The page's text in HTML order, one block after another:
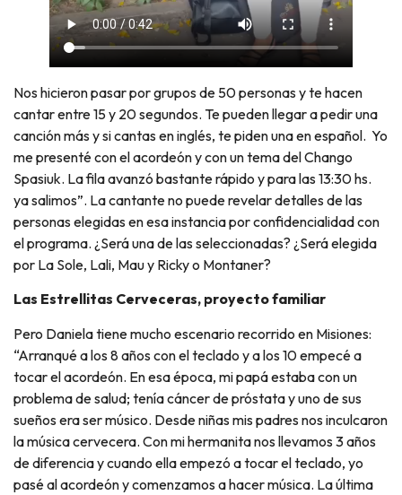
Nos hicieron pasar por grupos de 50 personas y te hacen
cantar entre 15 y 20 segundos. Te pueden llegar a pedir una
canción más y si cantas en inglés, te piden una en español. Yo
me presenté con el acordeón y con un tema del Chango
Spasiuk. La fila avanzó bastante rápido y para las 13:30 hs.
ya salimos”. La cantante no puede revelar detalles de las
personas elegidas en esa instancia por confidencialidad con
el programa. ¿Será una de las seleccionadas? ¿Será elegida
por La Sole, Lali, Mau y Ricky o Montaner?
Las Estrellitas Cerveceras, proyecto familiar
Pero Daniela tiene mucho escenario recorrido en Misiones:
“Arranqué a los 8 años con el teclado y a los 10 empecé a
tocar el acordeón. En esa época, mi papá estaba con un
problema de salud; tenía cáncer de próstata y uno de sus
sueños era ser músico. Desde niñas mis padres nos inculcaron
la música cervecera. Con mi hermanita nos llevamos 3 años
de diferencia y cuando ella empezó a tocar el teclado, yo
pasé al acordeón y comenzamos a hacer música. La última